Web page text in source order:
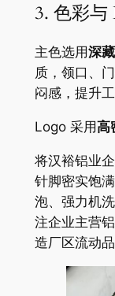
3. 色彩与
主色选用深
质，领口、
闷感，提升工
Logo 采用高
将汉裕铝业
针脚密实饱
泡、强力机
注企业主营
造厂区流动品